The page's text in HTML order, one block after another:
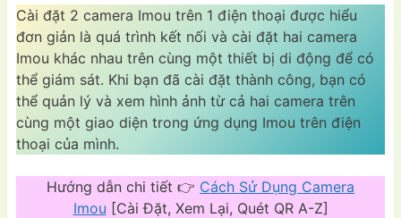
Cài đặt 2 camera Imou trên 1 điện thoại được hiểu
đơn giản là quá trình kết nối và cài đặt hai camera
Imou khác nhau trên cùng một thiết bị di động để có
thể giám sát. Khi bạn đã cài đặt thành công, bạn có
thể quản lý và xem hình ảnh từ cả hai camera trên
cùng một giao diện trong ứng dụng Imou trên điện
thoại của mình.
Hướng dẫn chi tiết 👉 Cách Sử Dụng Camera
Imou [Cài Đặt, Xem Lại, Quét QR A-Z]